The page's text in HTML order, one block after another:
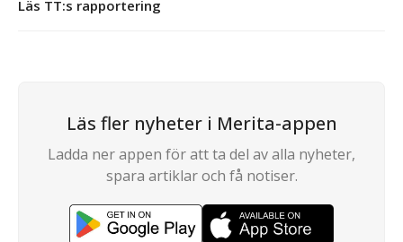
Läs TT:s rapportering
Läs fler nyheter i Merita-appen
Ladda ner appen för att ta del av alla nyheter,
spara artiklar och få notiser.